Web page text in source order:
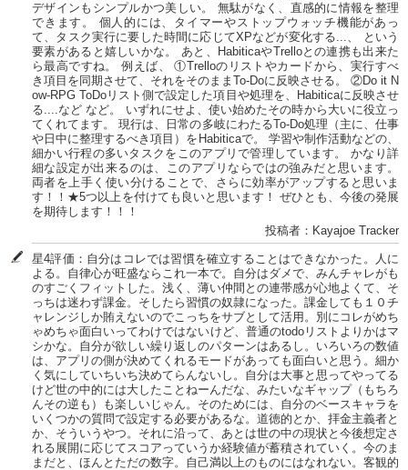
デザインもシンプルかつ美しい。 無駄がなく、直感的に情報を整理
できます。 個人的には、タイマーやストップウォッチ機能があっ
て、タスク実行に要した時間に応じてXPなどが変化する...、 という
要素があると嬉しいかな。 あと、HabiticaやTrelloとの連携も出来た
ら最高ですね。 例えば、 ①Trelloのリストやカードから、実行すべ
き項目を同期させて、それをそのままTo-Doに反映させる。 ②Do it N
ow-RPG ToDoリスト側で設定した項目や処理を、Habiticaに反映させ
る....など など。 いずれにせよ、使い始めたその時から大いに役立っ
てくれてます。 現行は、日常の多岐にわたるTo-Do処理（主に、仕事
や日中に整理するべき項目）をHabiticaで。 学習や制作活動などの、
細かい行程の多いタスクをこのアプリで管理しています。 かなり詳
細な設定が出来るのは、このアプリならではの強みだと思います。
両者を上手く使い分けることで、さらに効率がアップすると思いま
す！！★5つ以上を付けても良いと思います！ ぜひとも、今後の発展
を期待します！！！
投稿者：Kayajoe Tracker
星4評価：自分はコレでは習慣を確立することはできなかった。人に
よる。自律心が旺盛ならこれ一本で。自分はダメで、みんチャレがも
のすごくフィットした。浅く、薄い仲間との連帯感が心地よくて、そ
っちは迷わず課金。そしたら習慣の奴隷になった。課金しても１０チ
ャレンジしか賄えないのでこっちをサブとして活用。別にコレがめち
ゃめちゃ面白いってわけではないけど、普通のtodoリストよりかはマ
シかな。自分が欲しい繰り返しのパターンはあるし。いろいろの数値
は、アプリの側が決めてくれるモードがあっても面白いと思う。細か
く気にしていちいち決めてらんないし。自分は大事と思ってやってる
けど世の中的には大したことねーんだな、みたいなギャップ（もちろ
んその逆も）も楽しいじゃん。そのためには、自分のベースキャラを
いくつかの質問で設定する必要があるな。道徳的とか、拝金主義者と
か、そういうやつ。それに沿って、あとは世の中の現状と今後想定さ
れる展開に応じてスコアっていうか経験値が蓄積されていく。今のま
まだと、ほんとただの数字。自己満以上のものにはなれない。客観的